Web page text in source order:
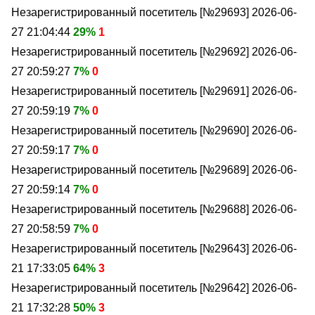
Незарегистрированный посетитель [№29693] 2026-06-
27 21:04:44 29% 1
Незарегистрированный посетитель [№29692] 2026-06-
27 20:59:27 7% 0
Незарегистрированный посетитель [№29691] 2026-06-
27 20:59:19 7% 0
Незарегистрированный посетитель [№29690] 2026-06-
27 20:59:17 7% 0
Незарегистрированный посетитель [№29689] 2026-06-
27 20:59:14 7% 0
Незарегистрированный посетитель [№29688] 2026-06-
27 20:58:59 7% 0
Незарегистрированный посетитель [№29643] 2026-06-
21 17:33:05 64% 3
Незарегистрированный посетитель [№29642] 2026-06-
21 17:32:28 50% 3